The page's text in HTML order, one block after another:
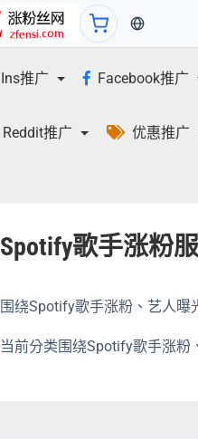
当前语言：
Ins推广 Facebook推广
Reddit推广 优惠推广
Spotify歌手涨粉
围绕Spotify歌手涨粉、艺人曝
当前分类围绕Spotify歌手涨粉